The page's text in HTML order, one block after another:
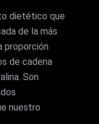
dietético que
de la más
proporción
de cadena
Son
nuestro